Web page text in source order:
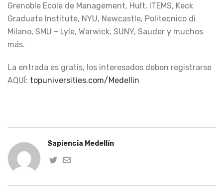
Grenoble Ecole de Management, Hult, ITEMS, Keck
Graduate Institute, NYU, Newcastle, Politecnico di
Milano, SMU – Lyle, Warwick, SUNY, Sauder y muchos
más.
La entrada es gratis, los interesados deben registrarse
AQUÍ: topuniversities.com/Medellin
Sapiencia Medellín